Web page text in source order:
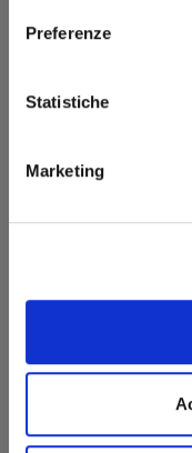
Preferenze
Statistiche
Marketing
Confezione originale
Misure
2. Altezza fornello